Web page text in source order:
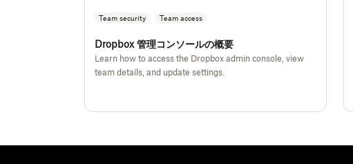
Team security Team access
Dropbox 管理コンソールの概要
Learn how to access the Dropbox admin console, view
team details, and update settings.